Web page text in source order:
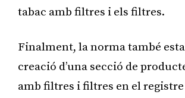
tabac amb filtres i els filtres.
Finalment, la norma també
creació d’una secció de
amb filtres i filtres en el registre